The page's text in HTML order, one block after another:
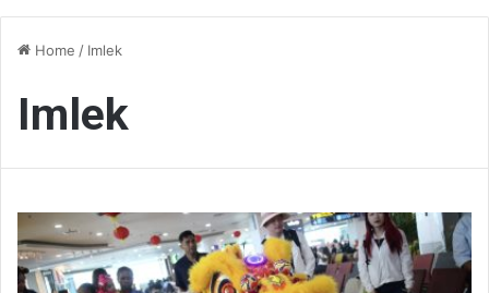
Home / Imlek
Imlek